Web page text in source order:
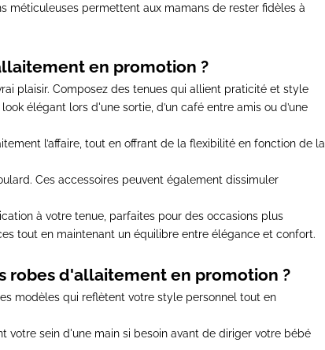
méticuleuses permettent aux mamans de rester fidèles à
en promotion ?
plaisir. Composez des tenues qui allient praticité et style
élégant lors d'une sortie, d’un café entre amis ou d’une
l’affaire, tout en offrant de la flexibilité en fonction de la
Ces accessoires peuvent également dissimuler
à votre tenue , parfaites pour des occasions plus
tout en maintenant un équilibre entre élégance et confort.
robes d'allaitement en promotion ?
modèles qui reflètent votre style personnel tout en
votre sein d'une main si besoin avant de diriger votre bébé